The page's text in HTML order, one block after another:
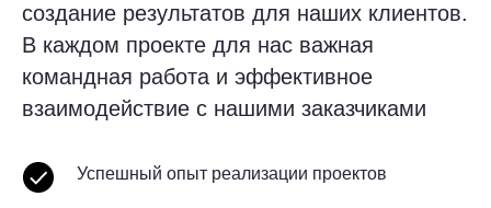
создание результатов для наших клиентов.
В каждом проекте для нас важная
командная работа и эффективное
взаимодействие с нашими заказчиками
Успешный опыт реализации проектов